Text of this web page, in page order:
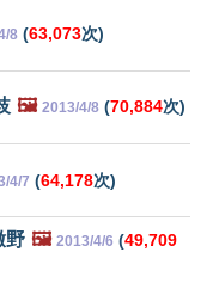
8 (63,073次)
🖼️ 2013/4/8 (70,884次)
4/7 (64,178次)
野 🖼️ 2013/4/6 (49,709